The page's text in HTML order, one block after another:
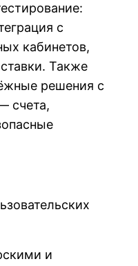
с
кабинетов,
Также
решения с
счета,
и